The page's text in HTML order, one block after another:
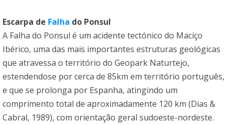
Escarpa de Falha do Ponsul
A Falha do Ponsul é um acidente tectónico do Maciço
Ibérico, uma das mais importantes estruturas geológicas
que atravessa o território do Geopark Naturtejo,
estendendose por cerca de 85km em território português,
e que se prolonga por Espanha, atingindo um
comprimento total de aproximadamente 120 km (Dias &
Cabral, 1989), com orientação geral sudoeste-nordeste.